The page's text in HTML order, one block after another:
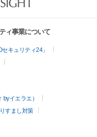
ィ事業について
キュリティ24」
イエラエ）
すまし対策